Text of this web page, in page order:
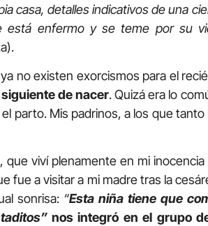
casa, detalles indicativos de una
está enfermo y se teme por su
no existen exorcismos para el
de nacer. Quizá era lo
parto. Mis padrinos, a los que
, que viví plenamente en mi
fue a visitar a mi madre tras la
sonrisa: “Esta niña tiene que
nos integró en el grupo